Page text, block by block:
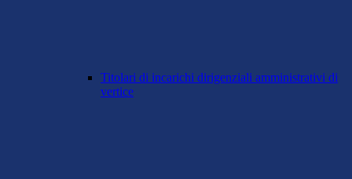
Titolari di incarichi dirigenziali amministrativi di
vertice